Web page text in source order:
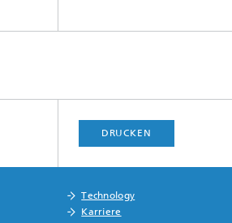
DRUCKEN
Technology
Karriere